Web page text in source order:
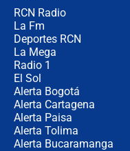
RCN Radio
La Fm
Deportes RCN
La Mega
Radio 1
El Sol
Alerta Bogotá
Alerta Cartagena
Alerta Paisa
Alerta Tolima
Alerta Bucaramanga